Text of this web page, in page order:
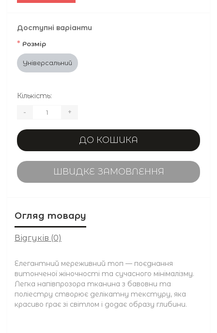
Доступні варіанти
* Розмір
Універсальний
Кількість:
- +
ДО КОШИКА
ШВИДКЕ ЗАМОВЛЕННЯ
Огляд товару
Відгуків (0)
Елегантний мереживний топ — поєднання
витонченої жіночності та сучасного мінімалізму.
Легка напівпрозора тканина з бавовни та
поліестру створює делікатну текстуру, яка
красиво грає зі світлом і додає образу глибини.